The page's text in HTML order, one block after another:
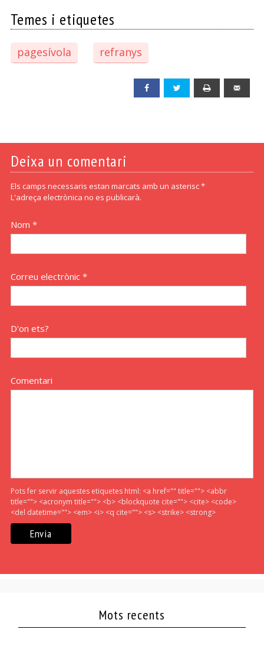
Temes i etiquetes
pagesívola refranys
Facebook Twitter
Deixa un comentari
Els camps necessaris estan marcats amb un asterisc *
L'adreça electrònica no es publicarà.
Nom *
Correu electrònic *
D'on ets?
Comentari
Pots fer servir aquestes etiquetes html: <a href="" title=""> <abbr
title=""> <acronym title=""> <b> <blockquote cite=""> <cite> <code>
<del datetime=""> <em> <i> <q cite=""> <s> <strike> <strong>
Mots recents